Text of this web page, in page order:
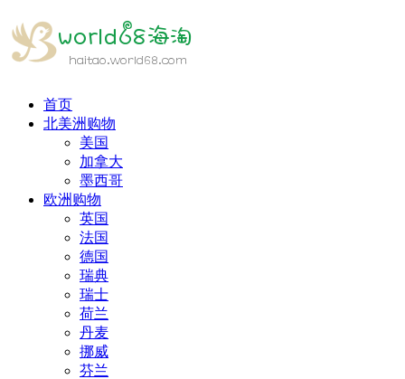
首页
北美洲购物
美国
加拿大
墨西哥
欧洲购物
英国
法国
德国
瑞典
瑞士
荷兰
丹麦
挪威
芬兰